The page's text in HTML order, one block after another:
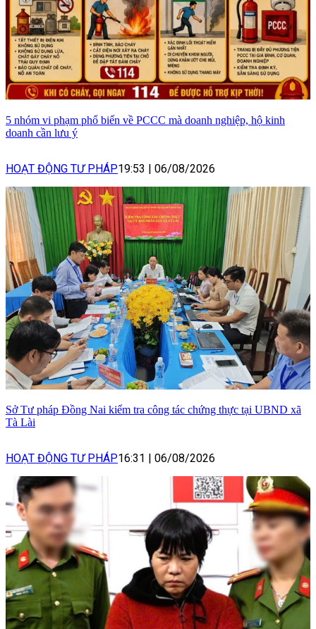
5 nhóm vi phạm phổ biến về PCCC mà doanh nghiệp, hộ kinh
doanh cần lưu ý
HOẠT ĐỘNG TƯ PHÁP19:53 06/08/2026
Sở Tư pháp Đồng Nai kiểm tra công tác chứng thực tại UBND xã
Tà Lài
HOẠT ĐỘNG TƯ PHÁP16:31 06/08/2026